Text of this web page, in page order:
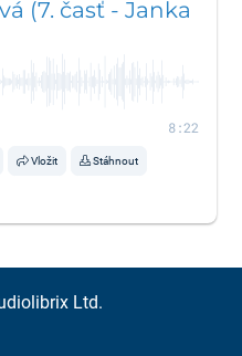
(7. časť - Janka
8:22
Vložit Stáhnout
Ltd.